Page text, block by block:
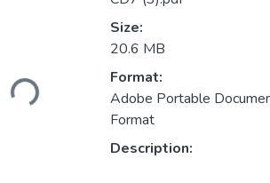
Size:
20.6 MB
Format:
Adobe Portable
Format
Description: